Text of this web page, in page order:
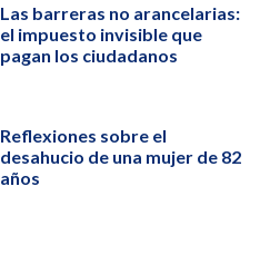
Las barreras no arancelarias:
el impuesto invisible que
pagan los ciudadanos
Reflexiones sobre el
desahucio de una mujer de 82
años